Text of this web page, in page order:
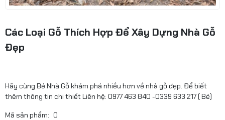
Các Loại Gỗ Thích Hợp Để Xây Dựng Nhà Gỗ
Đẹp
Hãy cùng Bé Nhà Gỗ khám phá nhiều hơn về nhà gỗ đẹp. Để biết
thêm thông tin chi thiết Liên hệ: 0977 463 840 -0339 633 217 ( Bé)
Mã sản phẩm: 0